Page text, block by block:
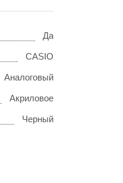
Да
CASIO
Аналоговый
Акриловое
Черный